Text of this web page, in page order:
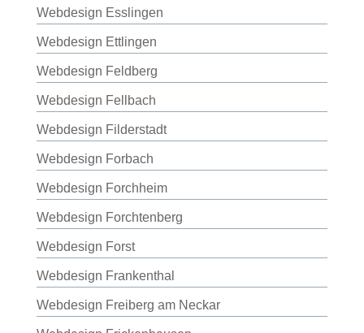
Webdesign Esslingen
Webdesign Ettlingen
Webdesign Feldberg
Webdesign Fellbach
Webdesign Filderstadt
Webdesign Forbach
Webdesign Forchheim
Webdesign Forchtenberg
Webdesign Forst
Webdesign Frankenthal
Webdesign Freiberg am Neckar